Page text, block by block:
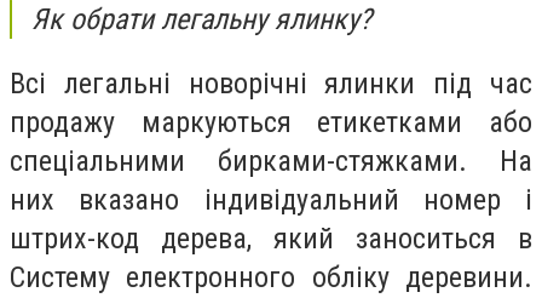
Як обрати легальну ялинку?
Всі легальні новорічні ялинки під час
продажу маркуються етикетками або
спеціальними бирками-стяжками. На
них вказано індивідуальний номер і
штрих-код дерева, який заноситься в
Систему електронного обліку деревини.